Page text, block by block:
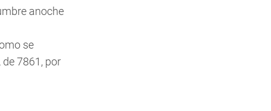
anoche
se
7861, por